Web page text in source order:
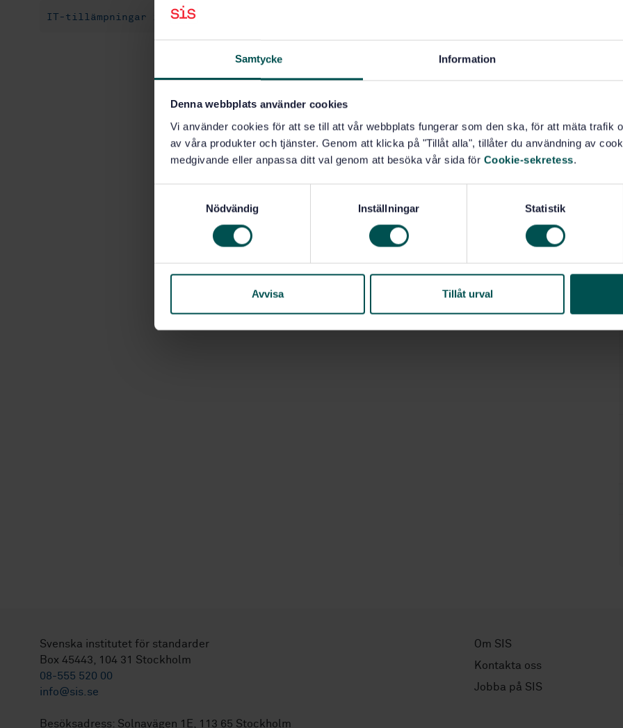
Samtycke Information
Denna webbplats använder cookies
Vi använder cookies för att se till att vår webbplats fungerar som den ska, för att mäta trafik
av våra produkter och tjänster. Genom att klicka på "Tillåt alla", tillåter du användning av
medgivande eller anpassa ditt val genom att besöka vår sida för Cookie-sekretess.
s
Nödvändig Inställningar Statistik
Avvisa Tillåt urval
IT-tillämpningar inom transport (35.240.60)
Svenska institutet för standarder
Box 45443, 104 31 Stockholm
08-555 520 00
info@sis.se
Besöksadress: Solnavägen 1E, 113 65 Stockholm
Om SIS
Kontakta oss
Jobba på SIS